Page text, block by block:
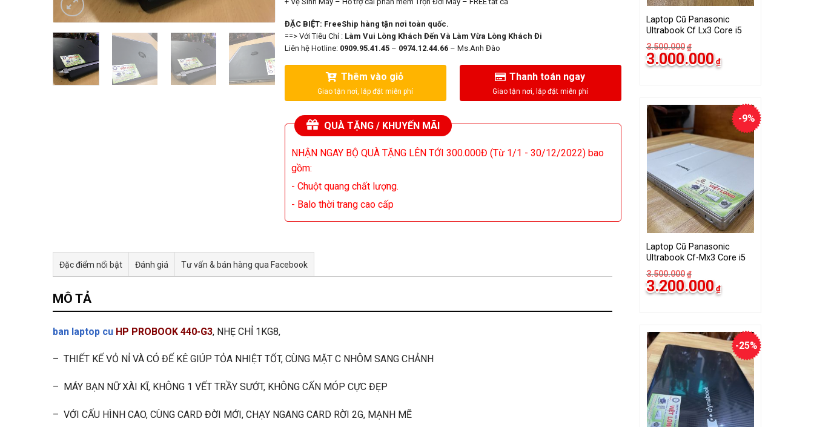
Laptop Cũ Panasonic
Ultrabook Cf Lx3 Core i5
3.500.000 ₫
Giá
gốc
3.000.000 ₫hiện
tại
-9%
Laptop Cũ Panasonic
Ultrabook Cf-Mx3 Core i5
3.500.000 ₫
Giá
gốc
3.200.000 ₫hiện
tại
-25%
ĐẶC BIỆT: FreeShip hàng tận nơi toàn quốc.
==> Với Tiêu Chí : Làm Vui Lòng Khách Đến Và Làm Vừa Lòng Khách Đi
Liên hệ Hotline: 0909.95.41.45– 0974.12.44.66– Ms.Anh Đào
Thêm vào giỏ Thanh toán ngay
QUÀ TẶNG / KHUYẾN MÃI
NHẬN NGAY BỘ QUÀ TẶNG LÊN TỚI 300.000Đ (Từ 1/1 - 30/12/2022) bao
gồm:
- Chuột quang chất lượng.
- Balo thời trang cao cấp
Đặc điểm nổi bật Đánh giá Tư vấn & bán hàng qua Facebook
MÔ TẢ
ban laptop cu HP PROBOOK 440-G3, NHẸ CHỈ 1KG8,
– THIẾT KẾ VỎ NỈ VÀ CÓ ĐẾ KÊ GIÚP TỎA NHIỆT TỐT, CÙNG MẶT C NHÔM SANG CHẢNH
– MÁY BẠN NỮ XÀI KĨ, KHÔNG 1 VẾT TRẦY SƯỚT, KHÔNG CẤN MÓP CỰC ĐẸP
– VỚI CẤU HÌNH CAO, CÙNG CARD ĐỜI MỚI, CHẠY NGANG CARD RỜI 2G, MẠNH MẼ